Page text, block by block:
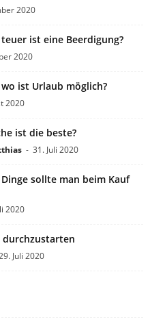
2020
ist eine Beerdigung?
2020
ist Urlaub möglich?
2020
ist die beste?
- 31. Juli 2020
sollte man beim Kauf
2020
durchzustarten
Juli 2020